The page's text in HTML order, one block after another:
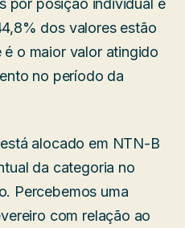
por posição individual e
dos valores estão
é o maior valor atingido
no período da
alocado em NTN-B
da categoria no
Percebemos uma
com relação ao